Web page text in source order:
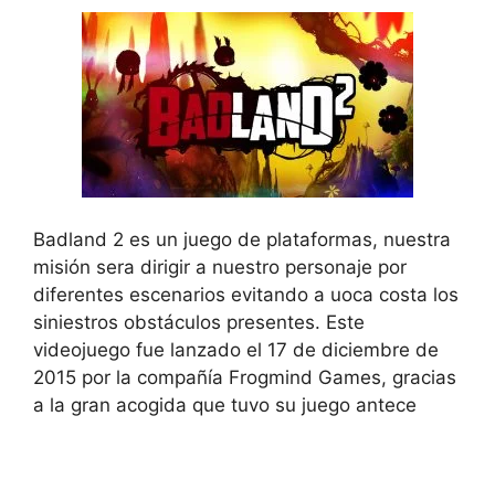
Badland 2 es un juego de plataformas, nuestra
misión sera dirigir a nuestro personaje por
diferentes escenarios evitando a uoca costa los
siniestros obstáculos presentes. Este
videojuego fue lanzado el 17 de diciembre de
2015 por la compañía Frogmind Games, gracias
a la gran acogida que tuvo su juego antece